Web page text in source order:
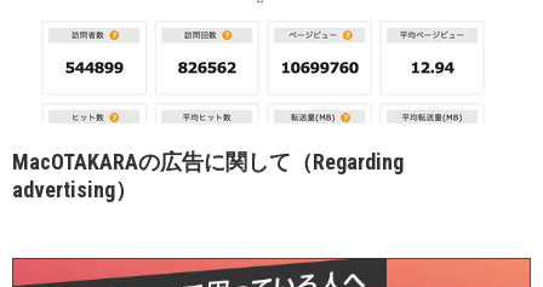
MacOTAKARAの広告に関して（Regarding
advertising）